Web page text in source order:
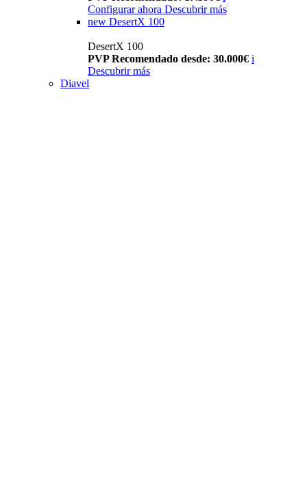
Configurar ahora Descubrir más
new DesertX 100
DesertX 100
PVP Recomendado desde: 30.000€ i
Descubrir más
Diavel